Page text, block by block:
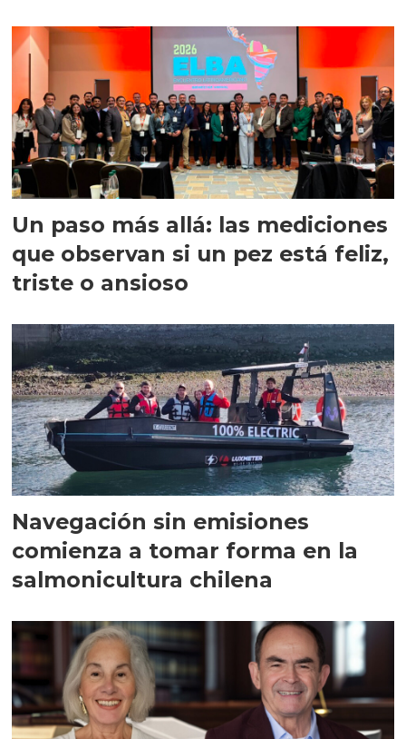
Un paso más allá: las mediciones
que observan si un pez está feliz,
triste o ansioso
Navegación sin emisiones
comienza a tomar forma en la
salmonicultura chilena